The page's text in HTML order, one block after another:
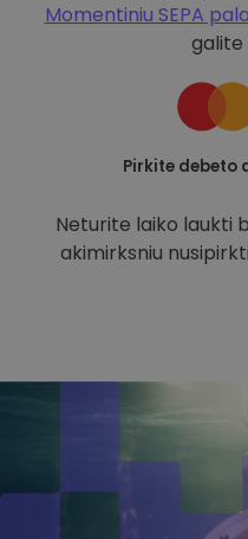
Momentiniu SEPA
galite
Pirkite debeto
Neturite laiko laukti
akimirksniu